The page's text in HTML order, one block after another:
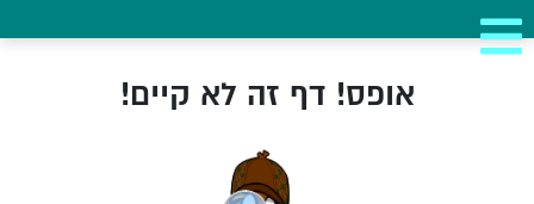
אופס! דף זה לא קיים!